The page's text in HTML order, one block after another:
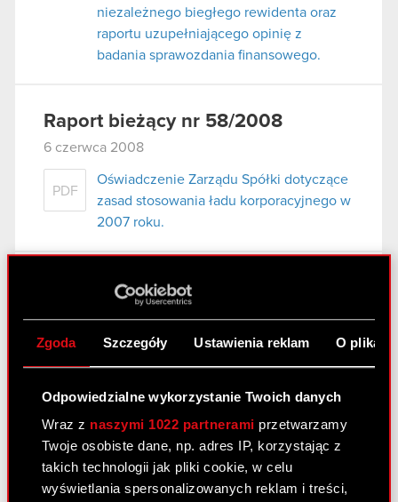
Zgoda Szczegóły Ustawienia reklam O
Odpowiedzialne wykorzystanie Twoich danych
Wraz z naszymi 1022 partnerami przetwarzamy
Twoje osobiste dane, np. adres IP, korzystając z
takich technologii jak pliki cookie, w celu
wyświetlania spersonalizowanych reklam i treści,
niezależnego biegłego rewidenta oraz
raportu uzupełniającego opinię z
badania sprawozdania finansowego.
Raport bieżący nr 58/2008
6 czerwca 2008
PDF
Oświadczenie Zarządu Spółki dotyczące
zasad stosowania ładu korporacyjnego w
2007 roku.
Raport bieżący nr 57/2008
wybór audytora do badania sprawozdań
finansowych Spółki.
Raport bieżący nr 56/2008
14 maja 2008
Oświadczenie Zarządu Spółki dotyczące